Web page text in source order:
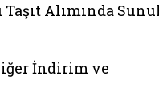
Alımında
İndirim ve